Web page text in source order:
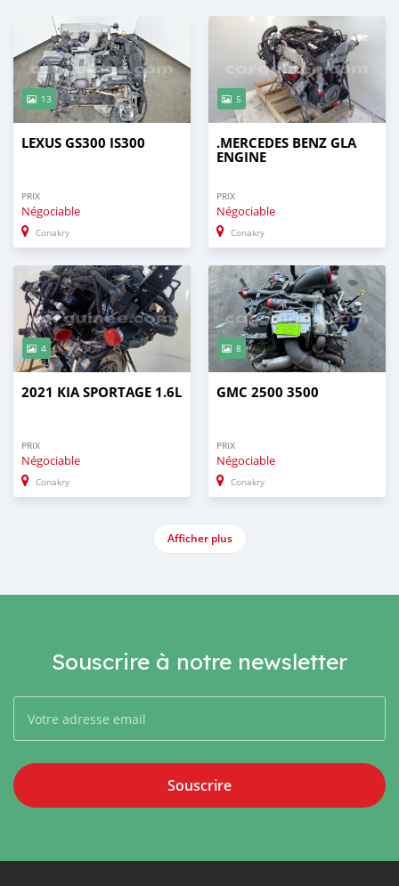
13
LEXUS GS300 IS300
PRIX
Négociable
Conakry
5
.MERCEDES BENZ GLA
ENGINE
PRIX
Négociable
Conakry
4
2021 KIA SPORTAGE 1.6L
PRIX
Négociable
Conakry
8
GMC 2500 3500
PRIX
Négociable
Conakry
Afficher plus
Souscrire à notre newsletter
Souscrire